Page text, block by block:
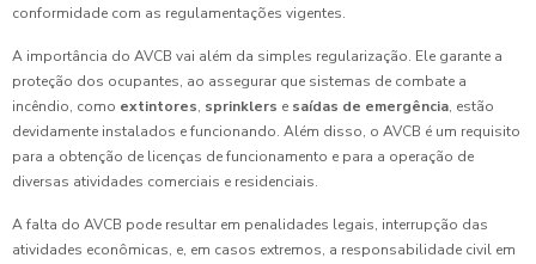
conformidade com as regulamentações vigentes.
A importância do AVCB vai além da simples regularização. Ele garante a
proteção dos ocupantes, ao assegurar que sistemas de combate a
incêndio, como extintores, sprinklers e saídas de emergência, estão
devidamente instalados e funcionando. Além disso, o AVCB é um requisito
para a obtenção de licenças de funcionamento e para a operação de
diversas atividades comerciais e residenciais.
A falta do AVCB pode resultar em penalidades legais, interrupção das
atividades econômicas, e, em casos extremos, a responsabilidade civil em